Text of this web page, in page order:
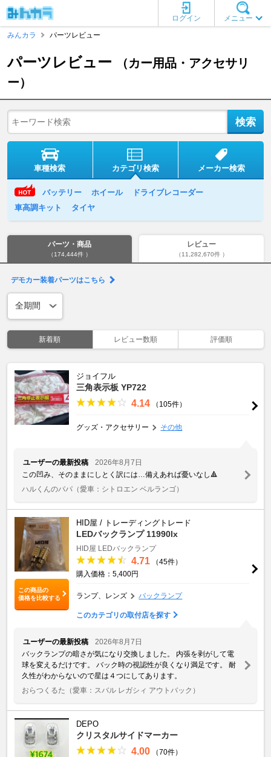
メニュー
ログイン
みんカラ
パーツレビュー
パーツレビュー
（カー用品・アクセサリ
ー）
車種検索 カテゴリ検索 メーカー検索
バッテリー ホイール
ドライブレコーダー
車高調キット
タイヤ
パーツ・商品
（174,444件 ）
レビュー
（11,282,670件 ）
デモカー装着パーツはこちら
新着順 レビュー数順 評価順
ジョイフル
三角表示板 YP722
4.14 （105件）
グッズ・アクセサリー その他
ユーザーの最新投稿
2026年8月7日
この凹み、そのままにしとく訳には…備えあれば憂いなし🔺
ハルくんのパパ （愛車：シトロエン ベルランゴ）
この商品の
価格を比較する
HID屋 / トレーディングトレード
LEDバックランプ 11990lx
HID屋 LEDバックランプ
4.71
（45件）
購入価格：5,400円
ランプ、レンズ バックランプ
このカテゴリの取付店を探す
ユーザーの最新投稿
2026年8月7日
バックランプの暗さが気になり交換しました。 内張を剥がして電
球を変えるだけです。 バック時の視認性が良くなり満足です。 耐
久性がわからないので星は４つにしてあります。
おらつくるた （愛車：スバル レガシィ アウトバック）
DEPO
クリスタルサイドマーカー
4.00 （70件）